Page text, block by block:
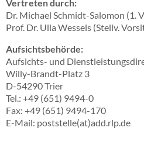
Vertreten durch:
Dr. Michael Schmidt-Salomon (1.
Prof. Dr. Ulla Wessels (Stellv.
Aufsichtsbehörde:
Aufsichts- und
Willy-Brandt-Platz 3
D-54290 Trier
Tel.: +49 (651) 9494-0
Fax: +49 (651) 9494-170
E-Mail: poststelle(at)add.rlp.de